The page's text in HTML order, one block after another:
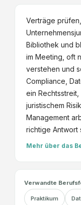
Verträge
Bibliothek und
im Meeting, oft
verstehen und
Compliance,
ein
juristischem
Management
richtige Antwort
Mehr über das
Verwandte
Praktikum